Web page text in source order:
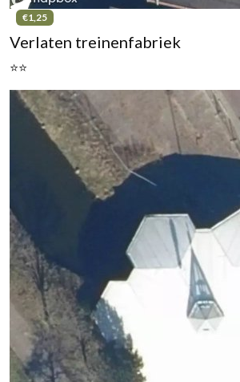
€1,25
Verlaten treinenfabriek
⭐⭐